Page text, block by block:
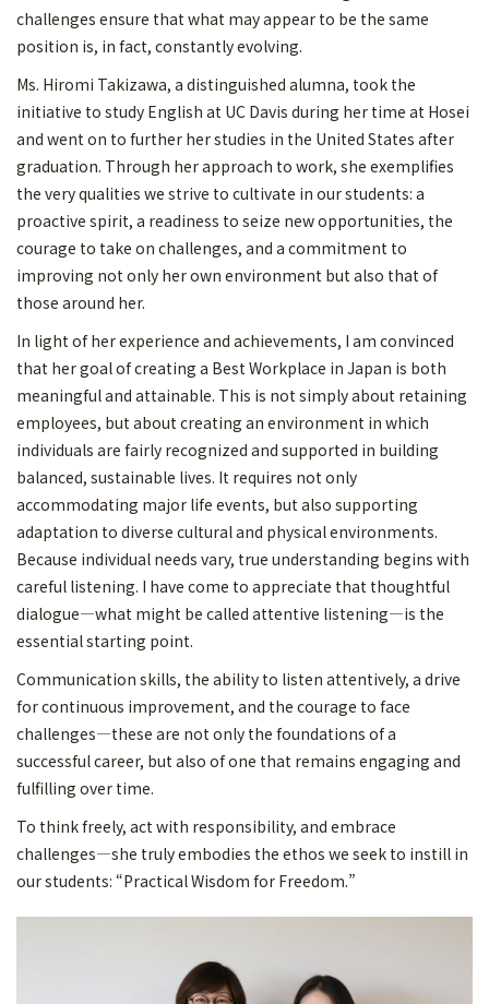
challenges ensure that what may appear to be the same
position is, in fact, constantly evolving.
Ms. Hiromi Takizawa, a distinguished alumna, took the
initiative to study English at UC Davis during her time at Hosei
and went on to further her studies in the United States after
graduation. Through her approach to work, she exemplifies
the very qualities we strive to cultivate in our students: a
proactive spirit, a readiness to seize new opportunities, the
courage to take on challenges, and a commitment to
improving not only her own environment but also that of
those around her.
In light of her experience and achievements, I am convinced
that her goal of creating a Best Workplace in Japan is both
meaningful and attainable. This is not simply about retaining
employees, but about creating an environment in which
individuals are fairly recognized and supported in building
balanced, sustainable lives. It requires not only
accommodating major life events, but also supporting
adaptation to diverse cultural and physical environments.
Because individual needs vary, true understanding begins with
careful listening. I have come to appreciate that thoughtful
dialogue—what might be called attentive listening—is the
essential starting point.
Communication skills, the ability to listen attentively, a drive
for continuous improvement, and the courage to face
challenges—these are not only the foundations of a
successful career, but also of one that remains engaging and
fulfilling over time.
To think freely, act with responsibility, and embrace
challenges—she truly embodies the ethos we seek to instill in
our students: “Practical Wisdom for Freedom.”